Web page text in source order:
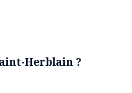
Herblain ?